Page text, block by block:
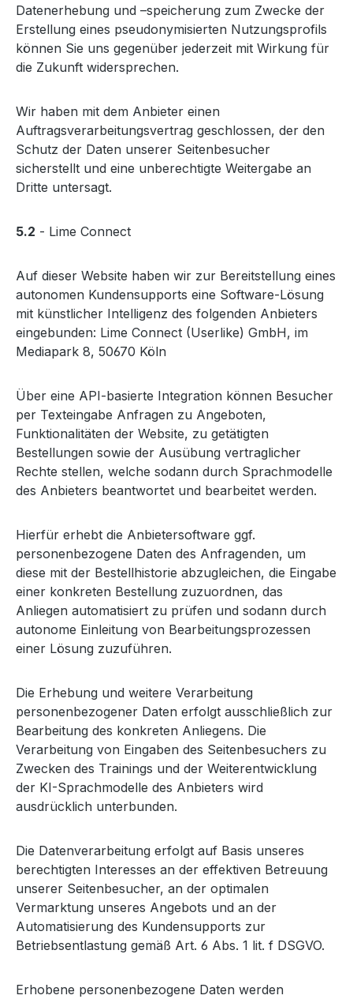
Datenerhebung und –speicherung zum Zwecke der
Erstellung eines pseudonymisierten Nutzungsprofils
können Sie uns gegenüber jederzeit mit Wirkung für
die Zukunft widersprechen.
Wir haben mit dem Anbieter einen
Auftragsverarbeitungsvertrag geschlossen, der den
Schutz der Daten unserer Seitenbesucher
sicherstellt und eine unberechtigte Weitergabe an
Dritte untersagt.
5.2 - Lime Connect
Auf dieser Website haben wir zur Bereitstellung eines
autonomen Kundensupports eine Software-Lösung
mit künstlicher Intelligenz des folgenden Anbieters
eingebunden: Lime Connect (Userlike) GmbH, im
Mediapark 8, 50670 Köln
Über eine API-basierte Integration können Besucher
per Texteingabe Anfragen zu Angeboten,
Funktionalitäten der Website, zu getätigten
Bestellungen sowie der Ausübung vertraglicher
Rechte stellen, welche sodann durch Sprachmodelle
des Anbieters beantwortet und bearbeitet werden.
Hierfür erhebt die Anbietersoftware ggf.
personenbezogene Daten des Anfragenden, um
diese mit der Bestellhistorie abzugleichen, die Eingabe
einer konkreten Bestellung zuzuordnen, das
Anliegen automatisiert zu prüfen und sodann durch
autonome Einleitung von Bearbeitungsprozessen
einer Lösung zuzuführen.
Die Erhebung und weitere Verarbeitung
personenbezogener Daten erfolgt ausschließlich zur
Bearbeitung des konkreten Anliegens. Die
Verarbeitung von Eingaben des Seitenbesuchers zu
Zwecken des Trainings und der Weiterentwicklung
der KI-Sprachmodelle des Anbieters wird
ausdrücklich unterbunden.
Die Datenverarbeitung erfolgt auf Basis unseres
berechtigten Interesses an der effektiven Betreuung
unserer Seitenbesucher, an der optimalen
Vermarktung unseres Angebots und an der
Automatisierung des Kundensupports zur
Betriebsentlastung gemäß Art. 6 Abs. 1 lit. f DSGVO.
Erhobene personenbezogene Daten werden